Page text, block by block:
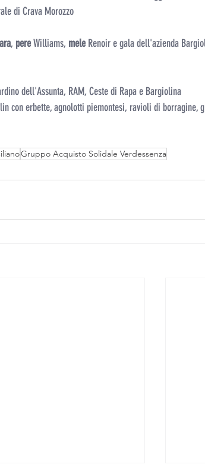
di Crava Morozzo
, pere Williams, mele Renoir e gala dell'azienda
dell'Assunta, RAM, Ceste di Rapa e Bargiolina
con erbette, agnolotti piemontesi, ravioli di borragine,
Gruppo Acquisto Solidale Verdessenza